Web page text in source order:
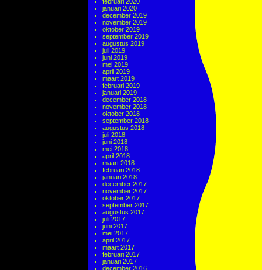
januari 2020
december 2019
november 2019
oktober 2019
september 2019
augustus 2019
juli 2019
juni 2019
mei 2019
april 2019
maart 2019
februari 2019
januari 2019
december 2018
november 2018
oktober 2018
september 2018
augustus 2018
juli 2018
juni 2018
mei 2018
april 2018
maart 2018
februari 2018
januari 2018
december 2017
november 2017
oktober 2017
september 2017
augustus 2017
juli 2017
juni 2017
mei 2017
april 2017
maart 2017
februari 2017
januari 2017
december 2016